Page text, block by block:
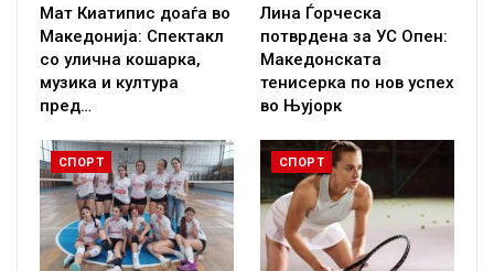
Мат Киатипис доаѓа во
Македонија: Спектакл
со улична кошарка,
музика и култура
пред…
Лина Ѓорческа
потврдена за УС Опен:
Македонската
тенисерка по нов успех
во Њујорк
СПОРТ СПОРТ